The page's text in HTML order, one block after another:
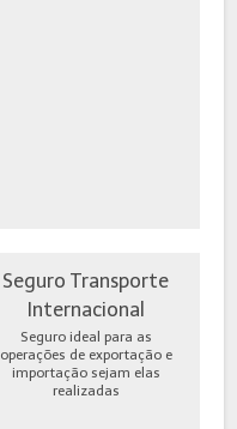
Seguro Transporte
Internacional
Seguro ideal para as
operações de exportação e
importação sejam elas
realizadas